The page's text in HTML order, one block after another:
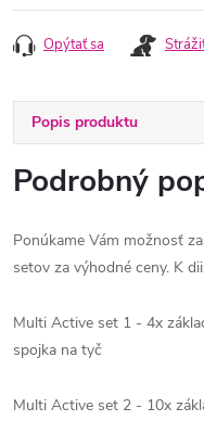
Opýtať sa
Popis produktu
Podrobný
Ponúkame Vám možnosť
setov za výhodné ceny. K
Multi Active set 1 - 4x
spojka na tyč
Multi Active set 2 - 10x